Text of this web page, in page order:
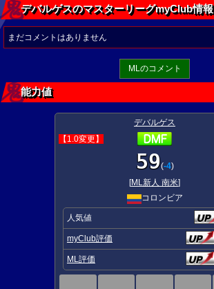
デバルゲスのマスターリーグmyClub情報
まだコメントはありません
MLのコメント
能力値
デバルゲス
【1.0変更】
59(-4)
[ML新人 南米]
コロンビア
人気値
myClub評価
ML評価